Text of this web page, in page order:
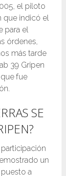
el piloto
que indicó el
para el
órdenes,
más tarde
39 Gripen
fue
SE
un
a